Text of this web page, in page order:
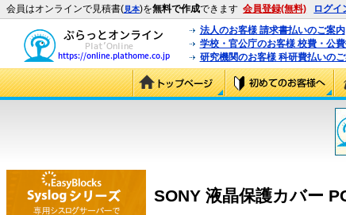
会員はオンラインで見積書(見本)を無料で作成できます 会員登録(無料) ログイ
法人のお客様 請求書払いのご案内
学校・官公庁のお客様 校費・公
研究機関のお客様 科研費払いの
SONY 液晶保護カバー